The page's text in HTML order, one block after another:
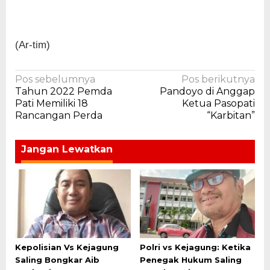
(Ar-tim)
Navigasi
pos
Pos sebelumnya
Tahun 2022 Pemda
Pati Memiliki 18
Rancangan Perda
Pos berikutnya
Pandoyo di Anggap
Ketua Pasopati
“Karbitan”
Jangan Lewatkan
Kepolisian Vs Kejagung
Saling Bongkar Aib
Polri vs Kejagung: Ketika
Penegak Hukum Saling